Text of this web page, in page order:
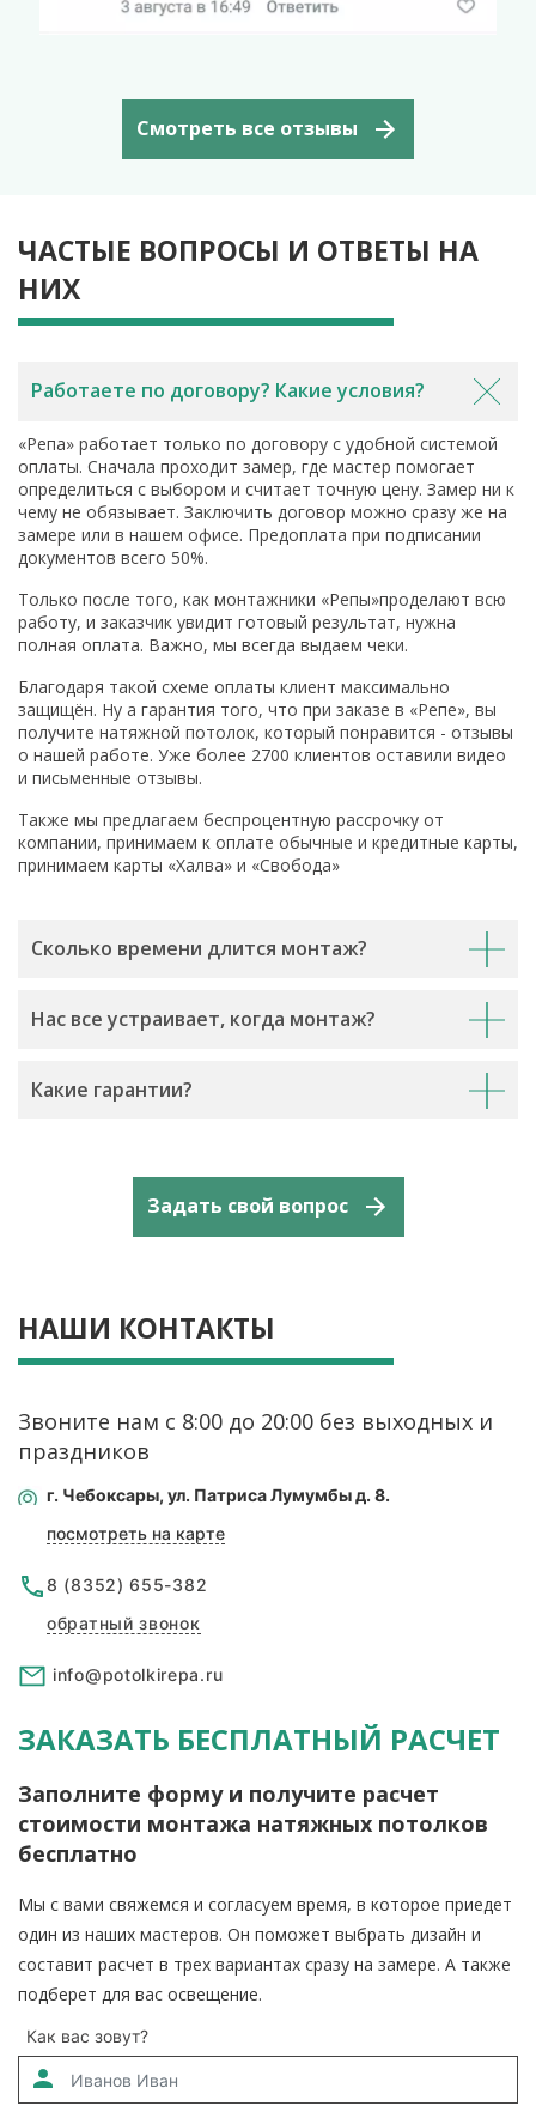
Смотреть все отзывы
ЧАСТЫЕ ВОПРОСЫ И ОТВЕТЫ НА
НИХ
Работаете по договору? Какие условия?
«Репа» работает только по договору с удобной системой
оплаты. Сначала проходит замер, где мастер помогает
определиться с выбором и считает точную цену. Замер ни к
чему не обязывает. Заключить договор можно сразу же на
замере или в нашем офисе. Предоплата при подписании
документов всего 50%.
Только после того, как монтажники «Репы»проделают всю
работу, и заказчик увидит готовый результат, нужна
полная оплата. Важно, мы всегда выдаем чеки.
Благодаря такой схеме оплаты клиент максимально
защищён. Ну а гарантия того, что при заказе в «Репе», вы
получите натяжной потолок, который понравится - отзывы
о нашей работе. Уже более 2700 клиентов оставили видео
и письменные отзывы.
Также мы предлагаем беспроцентную рассрочку от
компании, принимаем к оплате обычные и кредитные карты,
принимаем карты «Халва» и «Свобода»
Сколько времени длится монтаж?
Нас все устраивает, когда монтаж?
Какие гарантии?
Задать свой вопрос
НАШИ КОНТАКТЫ
Звоните нам с 8:00 до 20:00 без выходных и
праздников
г. Чебоксары, ул. Патриса Лумумбы д. 8.
посмотреть на карте
8 (8352) 655-382
обратный звонок
info@potolkirepa.ru
ЗАКАЗАТЬ БЕСПЛАТНЫЙ РАСЧЕТ
Заполните форму и получите расчет
стоимости монтажа натяжных потолков
бесплатно
Мы с вами свяжемся и согласуем время, в которое приедет
один из наших мастеров. Он поможет выбрать дизайн и
составит расчет в трех вариантах сразу на замере. А также
подберет для вас освещение.
Как вас зовут?